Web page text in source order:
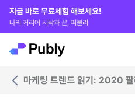
지금 바로 무료체험 해보세요!
나의 커리어 시작과 끝, 퍼블리
마케팅 트렌드 읽기: 2020 팔